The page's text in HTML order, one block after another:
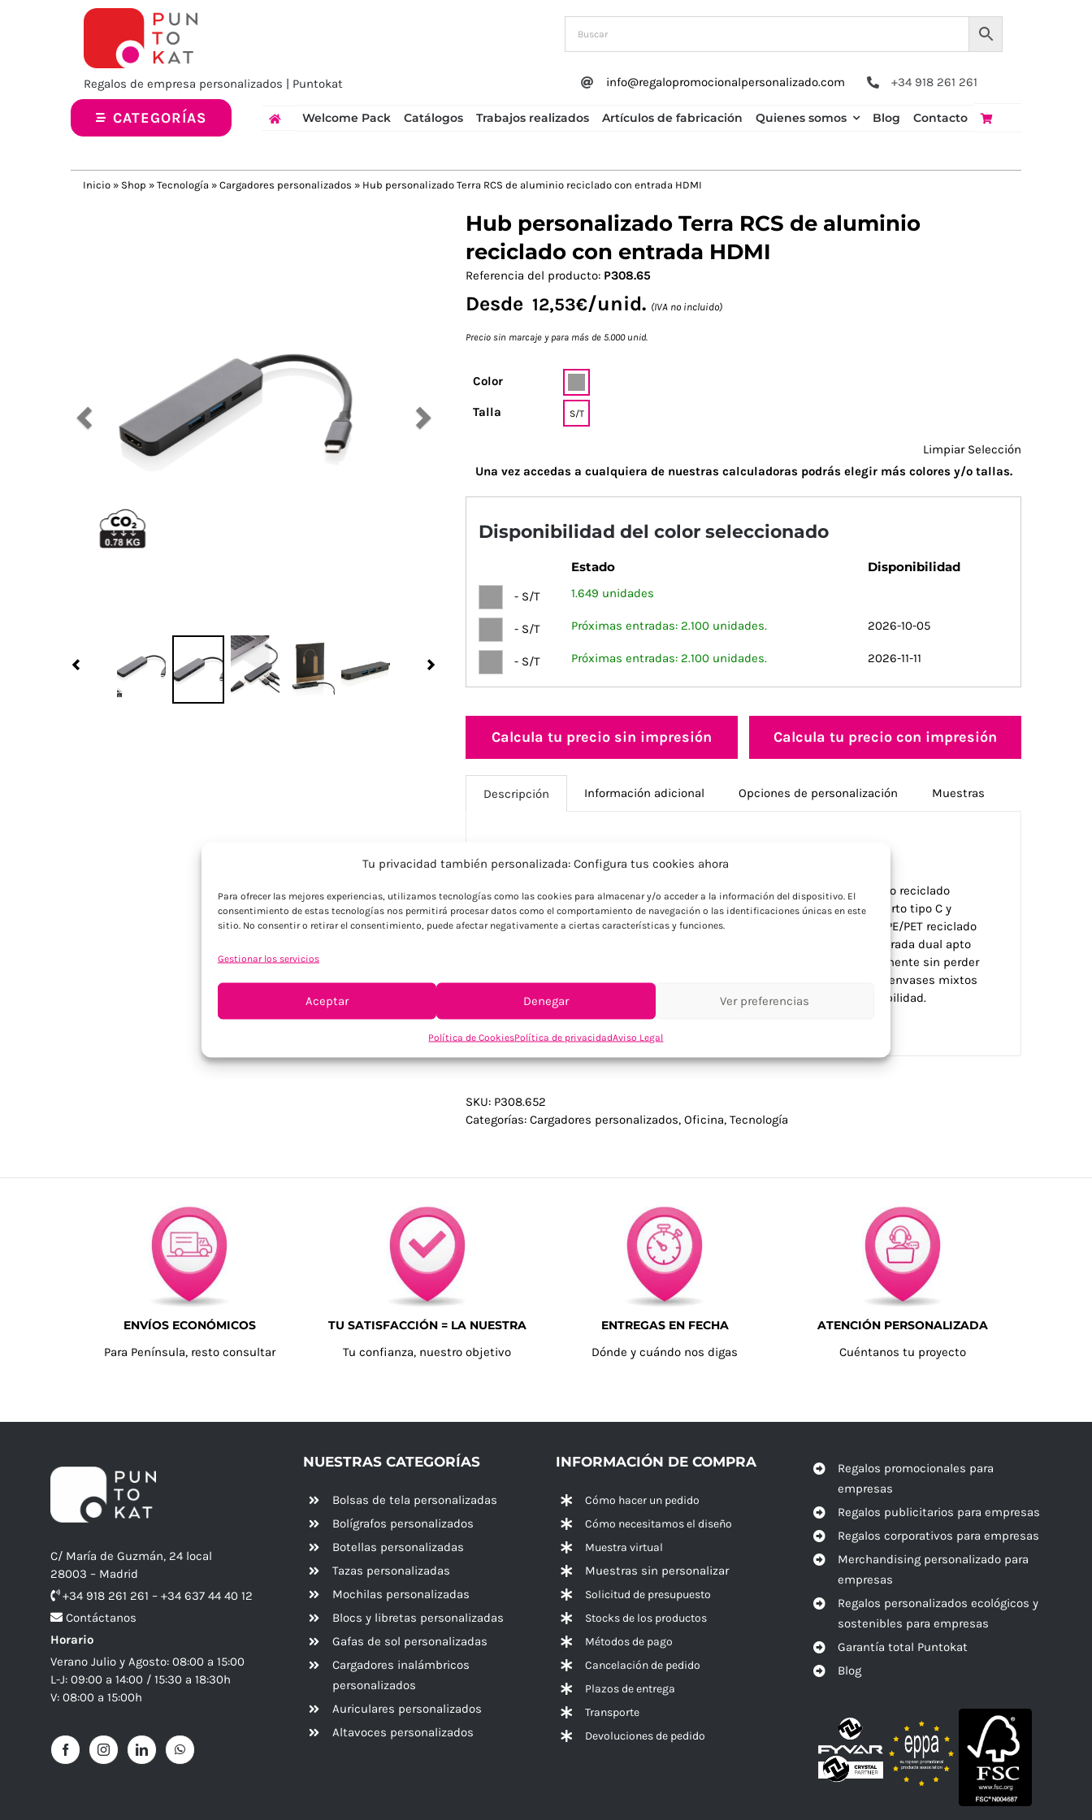
Tu privacidad también personalizada: Configura tus cookies ahora
Para ofrecer las mejores experiencias, utilizamos tecnologías como las cookies para almacenar y/o acceder a la información del dispositivo. El
consentimiento de estas tecnologías nos permitirá procesar datos como el comportamiento de navegación o las identificaciones únicas en este
sitio. No consentir o retirar el consentimiento, puede afectar negativamente a ciertas características y funciones.
Gestionar los servicios
Aceptar Denegar Ver preferencias
Política de CookiesPolítica de privacidadAviso Legal
Regalos de empresa personalizados | Puntokat info@regalopromocionalpersonalizado.com +34 918 261 261
CATEGORÍAS Welcome Pack Catálogos Trabajos realizados Artículos de fabricación Quienes somos Blog Contacto
Inicio » Shop » Tecnología » Cargadores personalizados » Hub personalizado Terra RCS de aluminio reciclado con entrada HDMI
Previous
Hub personalizado Terra RCS de aluminio
reciclado con entrada HDMI
Referencia del producto: P308.65
Desde 12,53€/unid. (IVA no incluido)
Precio sin marcaje y para más de 5.000 unid.
Color
Talla S/T
Limpiar Selección
Una vez accedas a cualquiera de nuestras calculadoras podrás elegir más colores y/o tallas.
Disponibilidad del color seleccionado
Estado Disponibilidad
- S/T 1.649 unidades
- S/T Próximas entradas: 2.100 unidades. 2026-10-05
- S/T Próximas entradas: 2.100 unidades. 2026-11-11
Calcula tu precio sin impresión Calcula tu precio con impresión
Descripción Información adicional Opciones de personalización Muestras
Descripción
Fortalece tu presencia corporativa con este hub fabricado con aluminio reciclado
certificado RCS, ABS, TPE y PET. Incorpora 1 USB A 2.0, 1 USB A 3.0, 1 puerto tipo C y
puerto HDMI 4K. Incluye cable tipo C integrado de 10 cm en material TPE/PET reciclado
certificado RCS. Contenido reciclado total del 58% con conector de entrada dual apto
para ordenadores tipo C y USB A. El aluminio puede reciclarse infinitamente sin perder
características. Soporta transferencia de datos y viene presentado en envases mixtos
FSC. Ideal para empresas tecnológicas comprometidas con la sostenibilidad.
SKU: P308.652
Categorías: Cargadores personalizados, Oficina, Tecnología
ENVÍOS ECONÓMICOS
Para Península, resto consultar
TU SATISFACCIÓN = LA NUESTRA
Tu confianza, nuestro objetivo
ENTREGAS EN FECHA
Dónde y cuándo nos digas
ATENCIÓN PERSONALIZADA
Cuéntanos tu proyecto
C/ María de Guzmán, 24 local
28003 – Madrid
+34 918 261 261 – +34 637 44 40 12
Contáctanos
Horario
Verano Julio y Agosto: 08:00 a 15:00
L-J: 09:00 a 14:00 / 15:30 a 18:30h
V: 08:00 a 15:00h
NUESTRAS CATEGORÍAS
Bolsas de tela personalizadas
Bolígrafos personalizados
Botellas personalizadas
Tazas personalizadas
Mochilas personalizadas
Blocs y libretas personalizadas
Gafas de sol personalizadas
Cargadores inalámbricos
personalizados
Auriculares personalizados
Altavoces personalizados
INFORMACIÓN DE COMPRA
Cómo hacer un pedido
Cómo necesitamos el diseño
Muestra virtual
Muestras sin personalizar
Solicitud de presupuesto
Stocks de los productos
Métodos de pago
Cancelación de pedido
Plazos de entrega
Transporte
Devoluciones de pedido
Regalos promocionales para
empresas
Regalos publicitarios para empresas
Regalos corporativos para empresas
Merchandising personalizado para
empresas
Regalos personalizados ecológicos y
sostenibles para empresas
Garantía total Puntokat
Blog